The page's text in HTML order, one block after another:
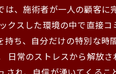
、施術者が一人の顧客
クスした環境の中で直接
持ち、自分だけの特別な
日常のストレスから解放